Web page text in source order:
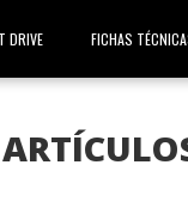
DRIVE FICHAS